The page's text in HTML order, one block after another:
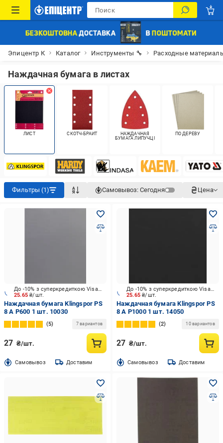
Эпицентр К Каталог Инструменты 🔧 Расходные
Наждачная бумага в листах
ЛИСТ СКОТЧ-БРАЙТ
НАЖДАЧНАЯ
БУМАГА ЛИПУЧЦІ
ПО ДЕРЕВУ
Фильтры (1) Самовывоз: Сегодня Цена
25.65₴/шт.
До -10% з суперкредиткою Visa Вигода
Наждачная бумага Klingspor PS
8 A P600 1 шт. 10030
5 7 вариантов
27 ₴/шт.
Cамовывоз Доставим
25.65₴/шт.
До -10% з суперкредиткою Visa Вигода
Наждачная бумага Klingspor PS
8 A P1000 1 шт. 14050
2 10 вариантов
27 ₴/шт.
Cамовывоз Доставим